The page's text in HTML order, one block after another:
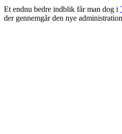
Et endnu bedre indblik får man dog i
der gennemgår den nye